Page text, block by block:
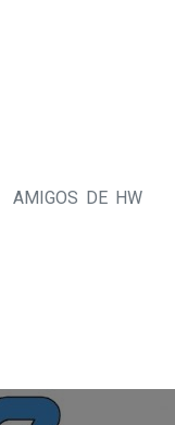
AMIGOS DE HW